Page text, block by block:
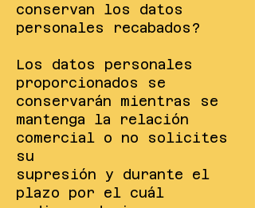
conservan los datos
personales recabados?
Los datos personales
proporcionados se
conservarán mientras se
mantenga la relación
comercial o no solicites
su
supresión y durante el
plazo por el cuál